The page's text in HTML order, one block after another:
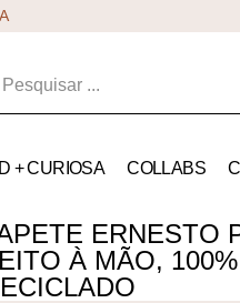
+ CURIOSA COLLABS
ERNESTO
À MÃO,